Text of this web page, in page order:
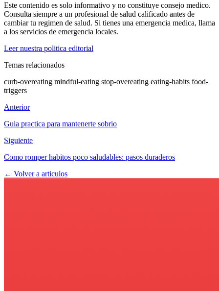
Este contenido es solo informativo y no constituye consejo medico.
Consulta siempre a un profesional de salud calificado antes de
cambiar tu regimen de salud. Si tienes una emergencia medica, llama
a los servicios de emergencia locales.
Leer nuestra politica editorial
Temas relacionados
curb-overeating mindful-eating stop-overeating eating-habits food-
triggers
Anterior
Guia practica para mantenerte sobrio
Siguiente
Como romper habitos poco saludables: pasos duraderos
← Volver a articulos